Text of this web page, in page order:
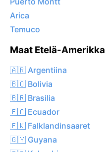
Arica
Temuco
Maat Etelä-Amerikka
🇦🇷 Argentiina
🇧🇴 Bolivia
🇧🇷 Brasilia
🇪🇨 Ecuador
🇫🇰 Falklandinsaaret
🇬🇾 Guyana